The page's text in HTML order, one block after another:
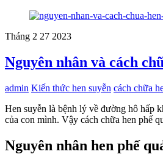
Tháng 2 27 2023
Nguyên nhân và cách
admin Kiến thức hen suyễn cách chữa
Hen suyễn là bệnh lý về đường hô hấp
của con mình. Vậy cách chữa hen phế
Nguyên nhân hen phế